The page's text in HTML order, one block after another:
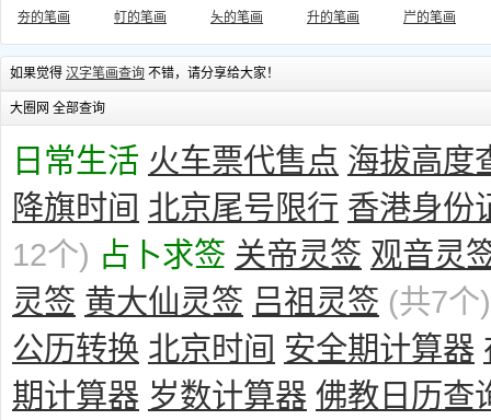
夯的笔画
帄的笔画 夨的笔画 升的笔画 屵的笔画
如果觉得 汉字笔画查询 不错，请分享给大家！
大圈网 全部查询
日常生活 火车票代售点 海拔高度
降旗时间 北京尾号限行 香港身份
12个) 占卜求签 关帝灵签 观音灵
灵签 黄大仙灵签 吕祖灵签 (共7个)
公历转换 北京时间 安全期计算器
期计算器 岁数计算器 佛教日历查